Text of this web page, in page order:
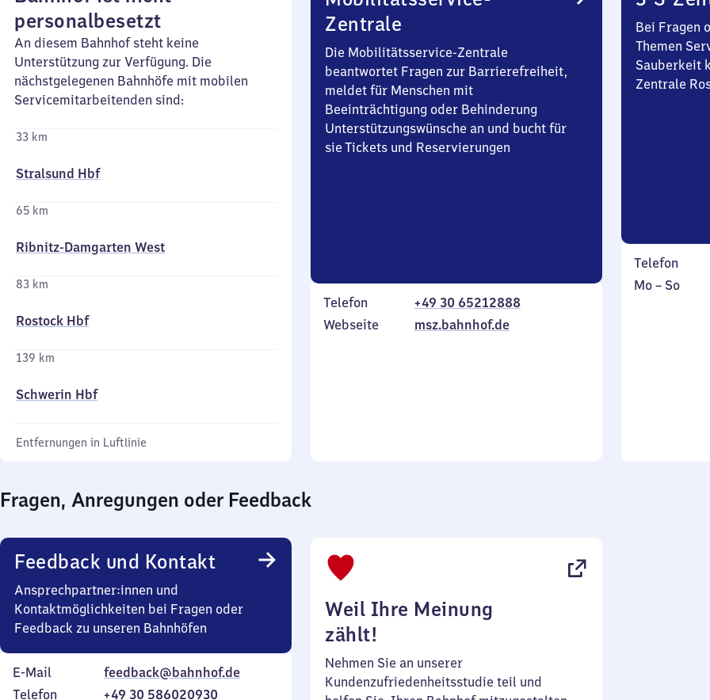
personalbesetzt
An diesem Bahnhof steht keine
Unterstützung zur Verfügung. Die
nächstgelegenen Bahnhöfe mit mobilen
Servicemitarbeitenden sind:
33 km
Stralsund Hbf
65 km
Ribnitz-Damgarten West
83 km
Rostock Hbf
139 km
Schwerin Hbf
Entfernungen in Luftlinie
Zentrale
Die Mobilitätsservice-Zentrale
beantwortet Fragen zur Barrierefreiheit,
meldet für Menschen mit
Beeinträchtigung oder Behinderung
Unterstützungswünsche an und bucht für
sie Tickets und Reservierungen
Telefon
+49 30 65212888
Webseite
msz.bahnhof.de
Bei Fragen
Themen
Sauberkeit
Zentrale
Telefon
Montag
Mo – So,
Fragen, Anregungen oder Feedback
Feedback und Kontakt
Ansprechpartner:innen und
Kontaktmöglichkeiten bei Fragen oder
Feedback zu unseren Bahnhöfen
E-Mail
feedback@bahnhof.de
Telefon
+49 30 586020930
Weil Ihre Meinung
zählt!
Nehmen Sie an unserer
Kundenzufriedenheitsstudie teil und